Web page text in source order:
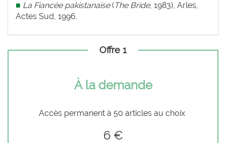
■ La Fiancée pakistanaise(The Bride, 1983), Arles,
Actes Sud, 1996.
Offre 1
À la demande
Accès permanent à 50 articles au choix
6 €